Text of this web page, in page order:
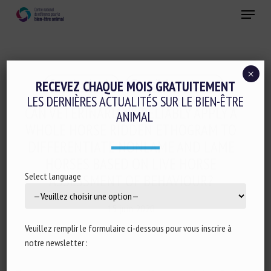
Menu
Santé animale Travail des animaux
CAN VETERINARIANS RELIABLY APPLY A
DIFFERENTIATE NONLAME AND LAME
ASSESSMENT OF BEHAVIOUR?
RECEVEZ CHAQUE MOIS GRATUITEMENT
LES DERNIÈRES ACTUALITÉS SUR LE BIEN-ÊTRE
ANIMAL
Select language
Veuillez remplir le formulaire ci-dessous pour vous inscrire à
notre newsletter :
×